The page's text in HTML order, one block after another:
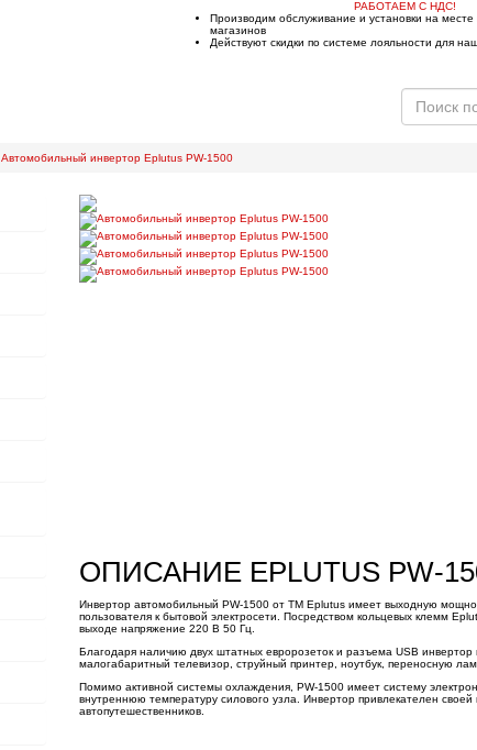
РАБОТАЕМ С НДС!
Производим обслуживание и установки на
магазинов
Действуют скидки по системе лояльности для
Автомобильный инвертор Eplutus PW-1500
ОПИСАНИЕ EPLUTUS PW-
Инвертор автомобильный PW-1500 от ТМ Eplutus имеет выходную
пользователя к бытовой электросети. Посредством кольцевых клемм
выходе напряжение 220 В 50 Гц.
Благодаря наличию двух штатных евророзеток и разъема USB инвертор
малогабаритный телевизор, струйный принтер, ноутбук, переносную
Помимо активной системы охлаждения, PW-1500 имеет систему
внутреннюю температуру силового узла. Инвертор привлекателен
автопутешественников.